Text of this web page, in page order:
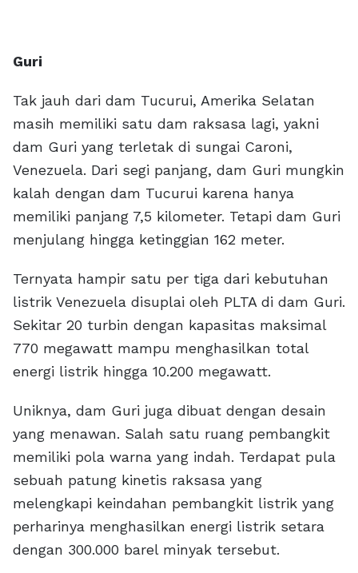
Guri
Tak jauh dari dam Tucurui, Amerika Selatan
masih memiliki satu dam raksasa lagi, yakni
dam Guri yang terletak di sungai Caroni,
Venezuela. Dari segi panjang, dam Guri mungkin
kalah dengan dam Tucurui karena hanya
memiliki panjang 7,5 kilometer. Tetapi dam Guri
menjulang hingga ketinggian 162 meter.
Ternyata hampir satu per tiga dari kebutuhan
listrik Venezuela disuplai oleh PLTA di dam Guri.
Sekitar 20 turbin dengan kapasitas maksimal
770 megawatt mampu menghasilkan total
energi listrik hingga 10.200 megawatt.
Uniknya, dam Guri juga dibuat dengan desain
yang menawan. Salah satu ruang pembangkit
memiliki pola warna yang indah. Terdapat pula
sebuah patung kinetis raksasa yang
melengkapi keindahan pembangkit listrik yang
perharinya menghasilkan energi listrik setara
dengan 300.000 barel minyak tersebut.